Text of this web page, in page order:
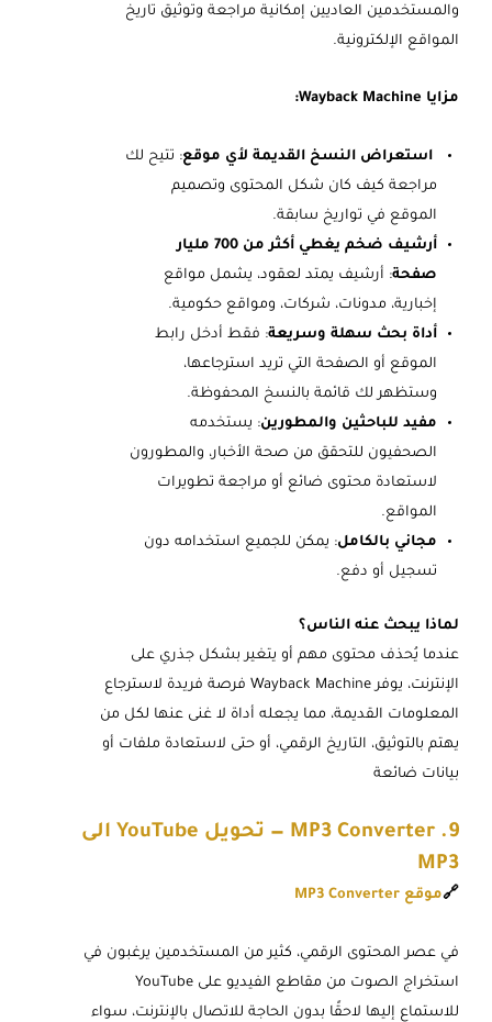
والمستخدمين العاديين إمكانية مراجعة وتوثيق تاريخ
المواقع الإلكترونية.
مزايا Wayback Machine:
استعراض النسخ القديمة لأي موقع: تتيح لك
مراجعة كيف كان شكل المحتوى وتصميم
الموقع في تواريخ سابقة.
أرشيف ضخم يغطي أكثر من 700 مليار
صفحة: أرشيف يمتد لعقود، يشمل مواقع
إخبارية، مدونات، شركات، ومواقع حكومية.
أداة بحث سهلة وسريعة: فقط أدخل رابط
الموقع أو الصفحة التي تريد استرجاعها،
وستظهر لك قائمة بالنسخ المحفوظة.
مفيد للباحثين والمطورين: يستخدمه
الصحفيون للتحقق من صحة الأخبار، والمطورون
لاستعادة محتوى ضائع أو مراجعة تطويرات
المواقع.
مجاني بالكامل: يمكن للجميع استخدامه دون
تسجيل أو دفع.
لماذا يبحث عنه الناس؟
عندما يُحذف محتوى مهم أو يتغير بشكل جذري على
الإنترنت، يوفر Wayback Machine فرصة فريدة لاسترجاع
المعلومات القديمة، مما يجعله أداة لا غنى عنها لكل من
يهتم بالتوثيق، التاريخ الرقمي، أو حتى لاستعادة ملفات أو
بيانات ضائعة
9. MP3 Converter — تحويل YouTube الى
MP3
🔗موقع MP3 Converter
في عصر المحتوى الرقمي، كثير من المستخدمين يرغبون في
استخراج الصوت من مقاطع الفيديو على YouTube
للاستماع إليها لاحقًا بدون الحاجة للاتصال بالإنترنت، سواء